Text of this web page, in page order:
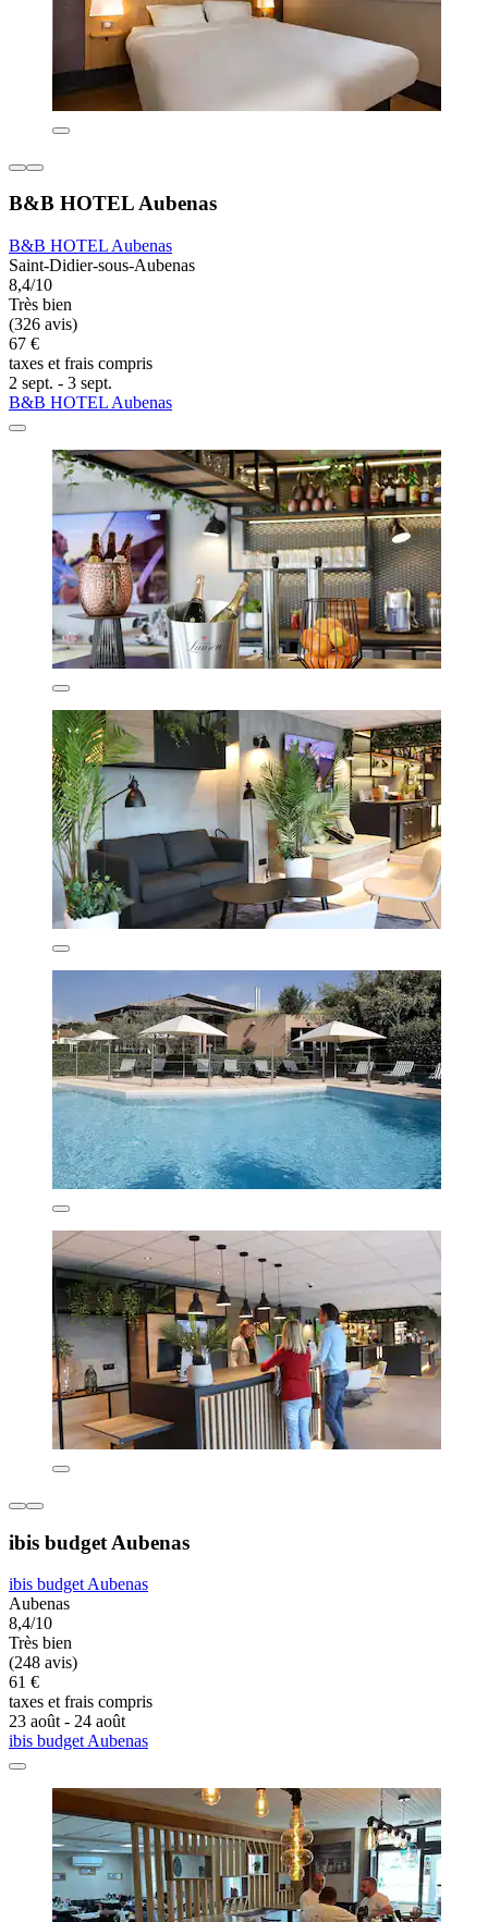
B&B HOTEL Aubenas
B&B HOTEL Aubenas
Saint-Didier-sous-Aubenas
8,4/10
Très bien
(326 avis)
67 €
taxes et frais compris
2 sept. - 3 sept.
B&B HOTEL Aubenas
ibis budget Aubenas
ibis budget Aubenas
Aubenas
8,4/10
Très bien
(248 avis)
61 €
taxes et frais compris
23 août - 24 août
ibis budget Aubenas